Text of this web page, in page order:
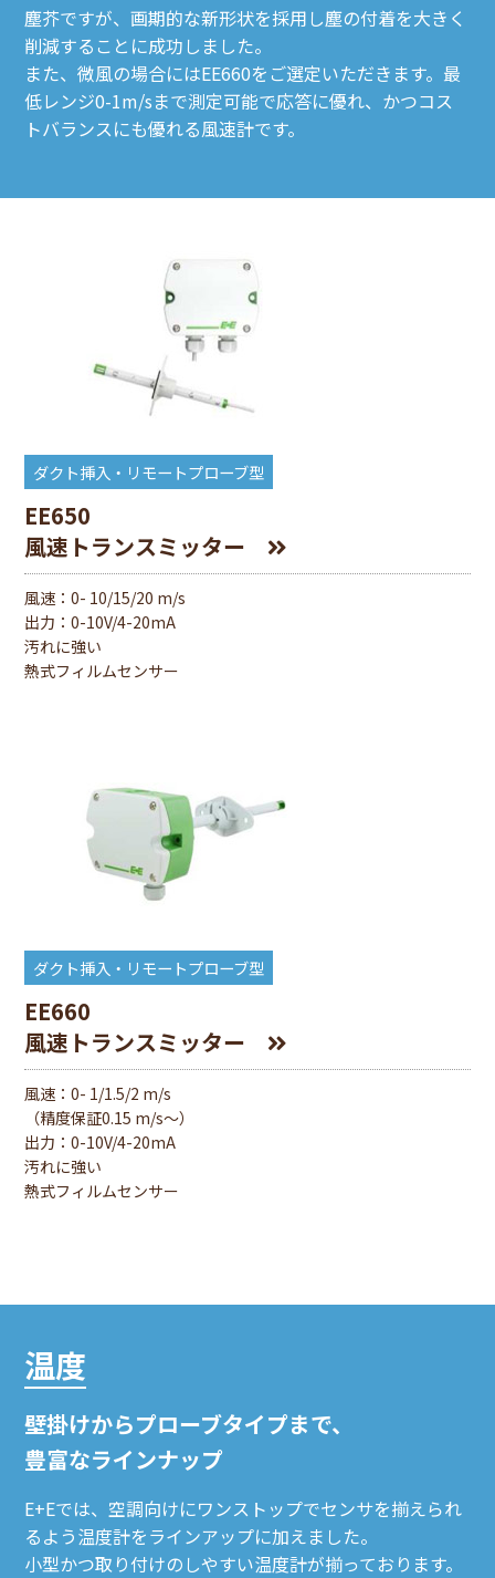
塵芥ですが、画期的な新形状を採用し塵の付着を大きく
削減することに成功しました。
また、微風の場合にはEE660をご選定いただきます。最
低レンジ0-1m/sまで測定可能で応答に優れ、かつコス
トバランスにも優れる風速計です。
ダクト挿入・リモートプローブ型
EE650
風速トランスミッター
風速：0- 10/15/20 m/s
出⼒：0-10V/4-20mA
汚れに強い
熱式フィルムセンサー
ダクト挿入・リモートプローブ型
EE660
風速トランスミッター
風速：0- 1/1.5/2 m/s
（精度保証0.15 m/s〜）
出⼒：0-10V/4-20mA
汚れに強い
熱式フィルムセンサー
温度
壁掛けからプローブタイプまで、
豊富なラインナップ
E+Eでは、空調向けにワンストップでセンサを揃えられ
るよう温度計をラインアップに加えました。
小型かつ取り付けのしやすい温度計が揃っております。